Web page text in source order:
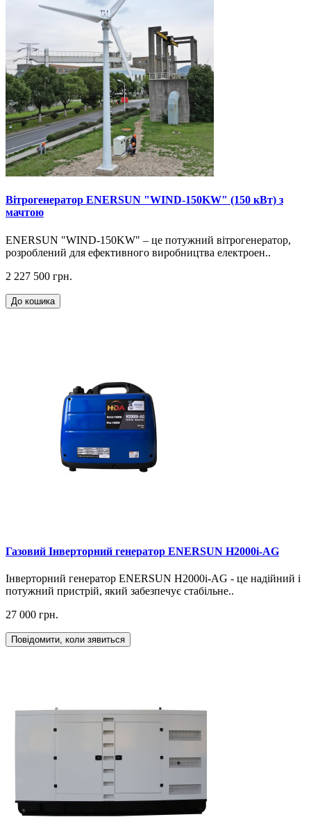
Вітрогенератор ENERSUN "WIND-150KW" (150 кВт) з
мачтою
ENERSUN "WIND-150KW" – це потужний вітрогенератор,
розроблений для ефективного виробництва електроен..
2 227 500 грн.
До кошика
Газовий Інверторний генератор ENERSUN H2000i-AG
Інверторний генератор ENERSUN H2000i-AG - це надійний і
потужний пристрій, який забезпечує стабільне..
27 000 грн.
Повідомити, коли зявиться